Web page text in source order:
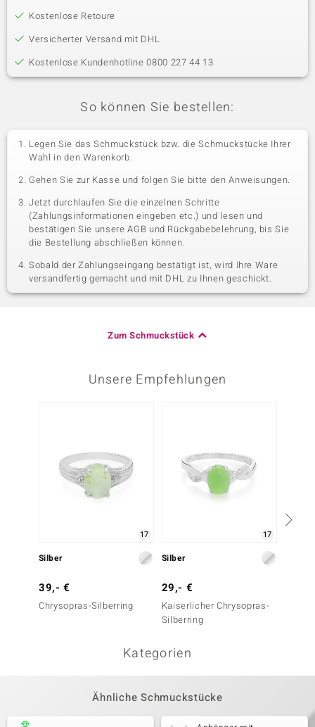
Kostenlose Retoure
Versicherter Versand mit DHL
Kostenlose Kundenhotline 0800 227 44 13
So können Sie bestellen:
Legen Sie das Schmuckstück bzw. die Schmuckstücke Ihrer
Wahl in den Warenkorb.
Gehen Sie zur Kasse und folgen Sie bitte den Anweisungen.
Jetzt durchlaufen Sie die einzelnen Schritte
(Zahlungsinformationen eingeben etc.) und lesen und
bestätigen Sie unsere AGB und Rückgabebelehrung, bis Sie
die Bestellung abschließen können.
Sobald der Zahlungseingang bestätigt ist, wird Ihre Ware
versandfertig gemacht und mit DHL zu Ihnen geschickt.
Zum Schmuckstück
Unsere Empfehlungen
17
Silber
39,- €
Chrysopras-Silberring
17
Silber
29,- €
Kaiserlicher Chrysopras-
Silberring
Kategorien
Ähnliche Schmuckstücke